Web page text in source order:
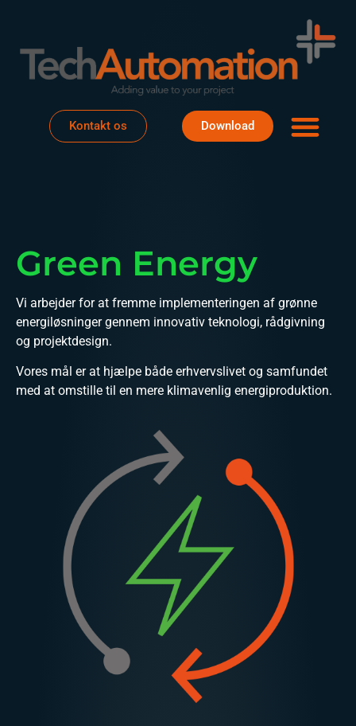
Kontakt os Download
Green Energy
Vi arbejder for at fremme implementeringen af grønne
energiløsninger gennem innovativ teknologi, rådgivning
og projektdesign.
Vores mål er at hjælpe både erhvervslivet og samfundet
med at omstille til en mere klimavenlig energiproduktion.